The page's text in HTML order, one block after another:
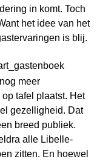
in komt. Toch
het idee van het
is blij.
meer
tafel plaatst. Het
gezelligheid. Dat
breed publiek.
alle Libelle-
zitten. En hoewel